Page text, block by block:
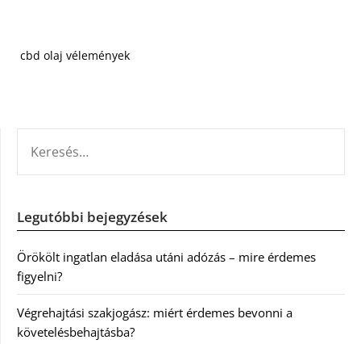
cbd olaj vélemények
Legutóbbi bejegyzések
Örökölt ingatlan eladása utáni adózás – mire érdemes
figyelni?
Végrehajtási szakjogász: miért érdemes bevonni a
követelésbehajtásba?